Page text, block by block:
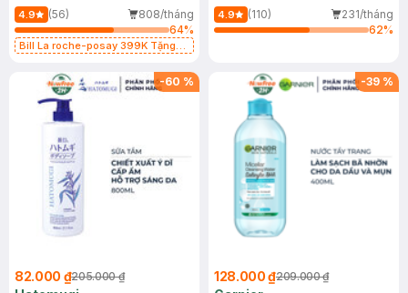
Dụng 40ml
4.9 (56)
808/tháng
64%
Bill La roche-posay 399K Tặng
(SL có hạn)
40ml
4.9 (110)
231/tháng
62%
-60 %
82.000 ₫205.000 ₫
-39 %
128.000 ₫209.000 ₫